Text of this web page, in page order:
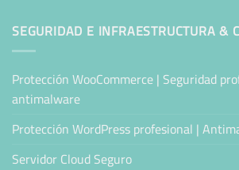
SEGURIDAD E INFRAESTRUCTURA &
Protección WooCommerce | Seguridad
antimalware
Protección WordPress profesional |
Servidor Cloud Seguro